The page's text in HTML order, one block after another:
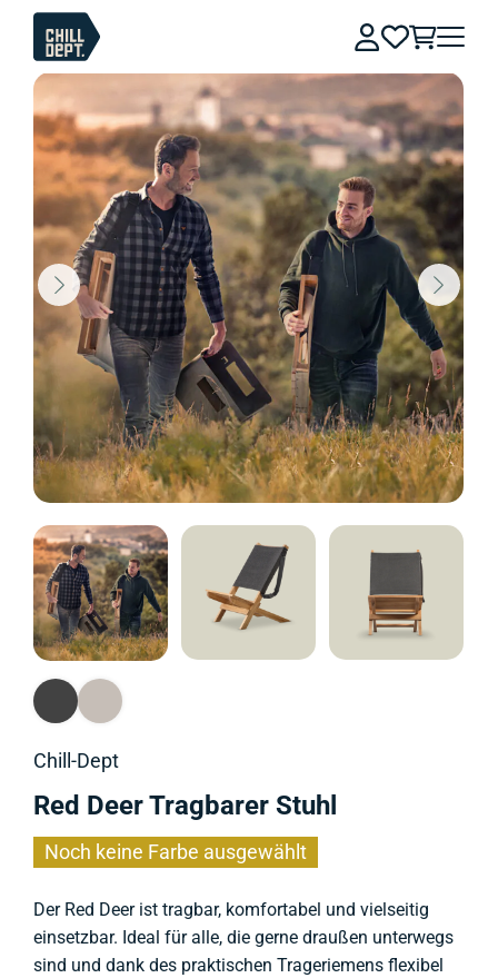
Chill-Dept
Red Deer Tragbarer Stuhl
Noch keine Farbe ausgewählt
Der Red Deer ist tragbar, komfortabel und vielseitig
einsetzbar. Ideal für alle, die gerne draußen unterwegs
sind und dank des praktischen Trageriemens flexibel